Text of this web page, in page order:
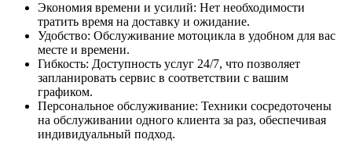
Экономия времени и усилий: Нет необходимости
тратить время на доставку и ожидание.
Удобство: Обслуживание мотоцикла в удобном для вас
месте и времени.
Гибкость: Доступность услуг 24/7, что позволяет
запланировать сервис в соответствии с вашим
графиком.
Персональное обслуживание: Техники сосредоточены
на обслуживании одного клиента за раз, обеспечивая
индивидуальный подход.